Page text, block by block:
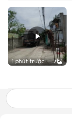
1 phút trước 7